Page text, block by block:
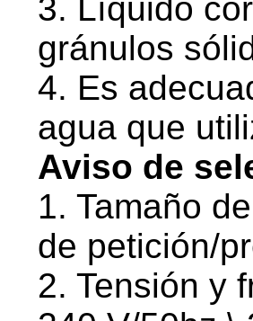
3. Líquido
gránulos
4. Es
agua que
Aviso de
1. Tamaño
de petición/
2. Tensión y